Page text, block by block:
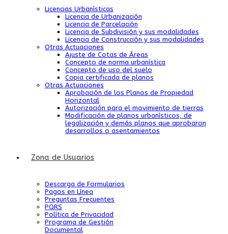
Licencias Urbanísticas
Licencia de Urbanización
Licencia de Parcelación
Licencia de Subdivisión y sus modalidades
Licencia de Construcción y sus modalidades
Otras Actuaciones
Ajuste de Cotas de Áreas
Concepto de norma urbanística
Concepto de uso del suelo
Copia certificada de planos
Otras Actuaciones
Aprobación de los Planos de Propiedad
Horizontal
Autorización para el movimiento de tierras
Modificación de planos urbanísticos, de
legalización y demás planos que aprobaron
desarrollos o asentamientos
Zona de Usuarios
Descarga de Formularios
Pagos en Línea
Preguntas Frecuentes
PQRS
Política de Privacidad
Programa de Gestión
Documental